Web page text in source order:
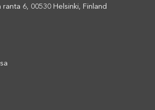
6, 00530 Helsinki, Finland